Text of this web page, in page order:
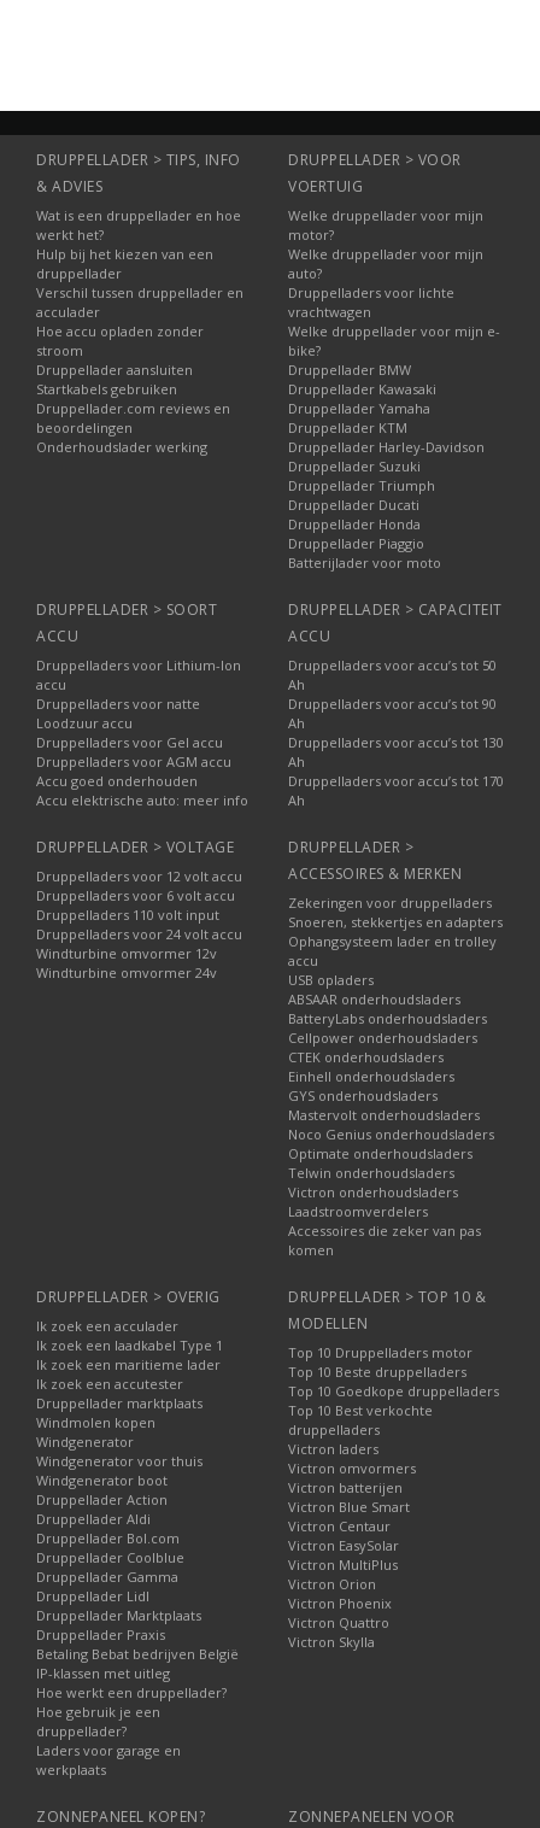
DRUPPELLADER > TIPS, INFO
& ADVIES
Wat is een druppellader en hoe
werkt het?
Hulp bij het kiezen van een
druppellader
Verschil tussen druppellader en
acculader
Hoe accu opladen zonder
stroom
Druppellader aansluiten
Startkabels gebruiken
Druppellader.com reviews en
beoordelingen
Onderhoudslader werking
DRUPPELLADER > VOOR
VOERTUIG
Welke druppellader voor mijn
motor?
Welke druppellader voor mijn
auto?
Druppelladers voor lichte
vrachtwagen
Welke druppellader voor mijn e-
bike?
Druppellader BMW
Druppellader Kawasaki
Druppellader Yamaha
Druppellader KTM
Druppellader Harley-Davidson
Druppellader Suzuki
Druppellader Triumph
Druppellader Ducati
Druppellader Honda
Druppellader Piaggio
Batterijlader voor moto
DRUPPELLADER > SOORT
ACCU
Druppelladers voor Lithium-Ion
accu
Druppelladers voor natte
Loodzuur accu
Druppelladers voor Gel accu
Druppelladers voor AGM accu
Accu goed onderhouden
Accu elektrische auto: meer info
DRUPPELLADER > CAPACITEIT
ACCU
Druppelladers voor accu’s tot 50
Ah
Druppelladers voor accu’s tot 90
Ah
Druppelladers voor accu’s tot 130
Ah
Druppelladers voor accu’s tot 170
Ah
DRUPPELLADER > VOLTAGE
Druppelladers voor 12 volt accu
Druppelladers voor 6 volt accu
Druppelladers 110 volt input
Druppelladers voor 24 volt accu
Windturbine omvormer 12v
Windturbine omvormer 24v
DRUPPELLADER >
ACCESSOIRES & MERKEN
Zekeringen voor druppelladers
Snoeren, stekkertjes en adapters
Ophangsysteem lader en trolley
accu
USB opladers
ABSAAR onderhoudsladers
BatteryLabs onderhoudsladers
Cellpower onderhoudsladers
CTEK onderhoudsladers
Einhell onderhoudsladers
GYS onderhoudsladers
Mastervolt onderhoudsladers
Noco Genius onderhoudsladers
Optimate onderhoudsladers
Telwin onderhoudsladers
Victron onderhoudsladers
Laadstroomverdelers
Accessoires die zeker van pas
komen
DRUPPELLADER > OVERIG
Ik zoek een acculader
Ik zoek een laadkabel Type 1
Ik zoek een maritieme lader
Ik zoek een accutester
Druppellader marktplaats
Windmolen kopen
Windgenerator
Windgenerator voor thuis
Windgenerator boot
Druppellader Action
Druppellader Aldi
Druppellader Bol.com
Druppellader Coolblue
Druppellader Gamma
Druppellader Lidl
Druppellader Marktplaats
Druppellader Praxis
Betaling Bebat bedrijven België
IP-klassen met uitleg
Hoe werkt een druppellader?
Hoe gebruik je een
druppellader?
Laders voor garage en
werkplaats
DRUPPELLADER > TOP 10 &
MODELLEN
Top 10 Druppelladers motor
Top 10 Beste druppelladers
Top 10 Goedkope druppelladers
Top 10 Best verkochte
druppelladers
Victron laders
Victron omvormers
Victron batterijen
Victron Blue Smart
Victron Centaur
Victron EasySolar
Victron MultiPlus
Victron Orion
Victron Phoenix
Victron Quattro
Victron Skylla
ZONNEPANEEL KOPEN? ZONNEPANELEN VOOR